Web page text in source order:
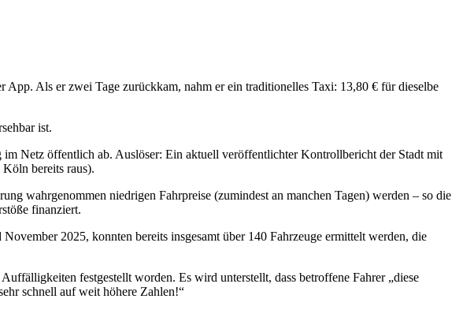
Als er zwei Tage zurückkam, nahm er ein traditionelles Taxi: 13,80 € für dieselbe
ist.
Netz öffentlich ab. Auslöser: Ein aktuell veröffentlichter Kontrollbericht der Stadt mit
bereits raus).
wahrgenommen niedrigen Fahrpreise (zumindest an manchen Tagen) werden – so die
finanziert.
2025, konnten bereits insgesamt über 140 Fahrzeuge ermittelt werden, die
festgestellt worden. Es wird unterstellt, dass betroffene Fahrer „diese
schnell auf weit höhere Zahlen!“